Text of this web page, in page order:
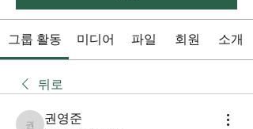
그룹 활동 미디어 파일 회원 소개
뒤로
권영준